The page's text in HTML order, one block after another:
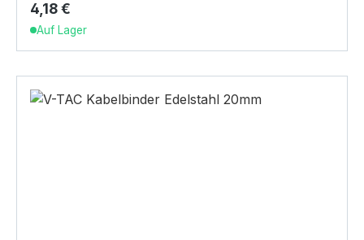
Regulärer Preis:
4,18 €
Auf Lager